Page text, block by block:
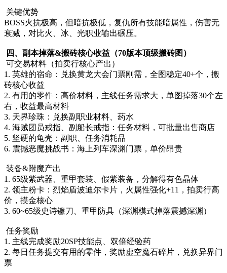
关键优势
BOSS火抗极高，但暗抗极低，复仇所有技能暗属性，伤害无
衰减，对比火、冰、光职业输出碾压。
四、副本掉落&搬砖核心收益（70版本顶级搬砖图）
可交易材料（拍卖行核心产出）
1. 英雄的宿命：兑换黄龙大会门票刚需，全图稳定40+个，搬
砖核心收益
2. 有用的零件：高价材料，主线任务需求大，单图掉落30个左
右，收益最高材料
3. 天界珍珠：兑换副职业材料、药水
4. 海贼团员戒指、副船长戒指：任务材料，可批量出售商店
5. 坚硬的龟壳：副职、任务消耗品
6. 震撼恶魔挑战书：海上列车深渊门票，单价昂贵
装备&附魔产出
1. 65级紫武器、重甲套装、假紫装备，分解得有色晶体
2. 领主粉卡：烈焰盾波迪尔卡片，火属性强化+11，拍卖行高
价，摸金核心
3. 60~65级史诗镰刀、重甲防具（深渊模式掉落震撼深渊）
任务奖励
1. 主线完成奖励20SP技能点、双倍经验药
2. 每日任务提交有用的零件，奖励虚空魔石碎片，兑换异界门
票